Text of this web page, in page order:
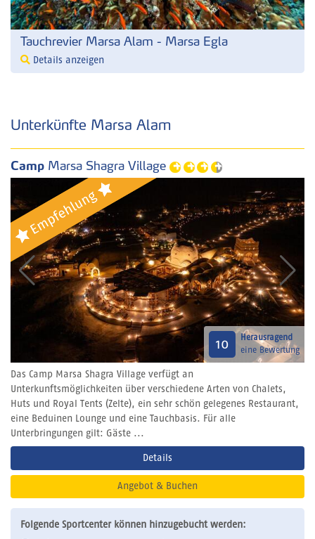
Tauchrevier Marsa Alam - Marsa Egla
Details anzeigen
Unterkünfte Marsa Alam
Camp Marsa Shagra Village
10
Herausragend
eine Bewertung
Das Camp Marsa Shagra Village verfügt an
Unterkunftsmöglichkeiten über verschiedene Arten von Chalets,
Huts und Royal Tents (Zelte), ein sehr schön gelegenes Restaurant,
eine Beduinen Lounge und eine Tauchbasis. Für alle
Unterbringungen gilt: Gäste ...
Details
Angebot & Buchen
Folgende Sportcenter können hinzugebucht werden: